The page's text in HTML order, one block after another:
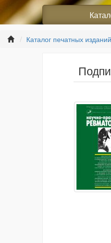
Каталог печатных изданий